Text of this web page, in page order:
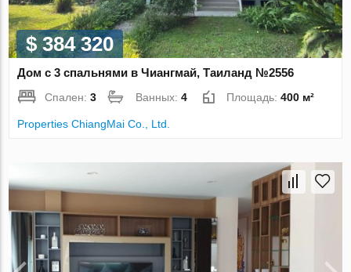
$ 384 320
Дом с 3 спальнями в Чиангмай, Таиланд №2556
Спален:3 Ванных:4 Площадь:400 м²
Properties ChiangMai Co., Ltd.